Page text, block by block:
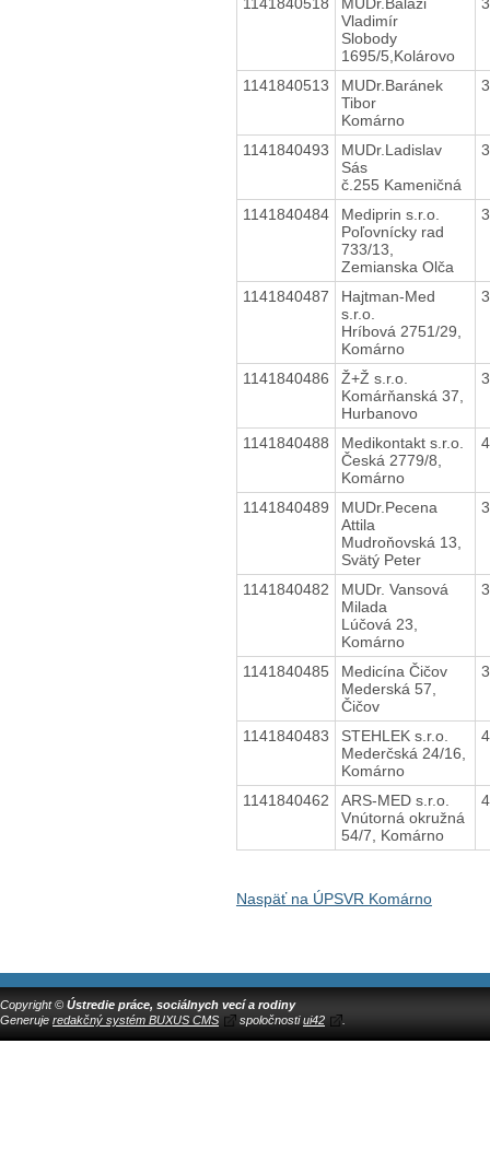
Vladimír
Slobody
1695/5,Kolárovo
1141840513
MUDr.Baránek
Tibor
Komárno
1141840493
MUDr.Ladislav
Sás
č.255 Kameničná
1141840484
Mediprin s.r.o.
Poľovnícky rad
733/13,
Zemianska Olča
1141840487
Hajtman-Med
s.r.o.
Hríbová 2751/29,
Komárno
1141840486
Ž+Ž s.r.o.
Komárňanská 37,
Hurbanovo
1141840488
Medikontakt s.r.o.
Česká 2779/8,
Komárno
1141840489
MUDr.Pecena
Attila
Mudroňovská 13,
Svätý Peter
1141840482
MUDr. Vansová
Milada
Lúčová 23,
Komárno
1141840485
Medicína Čičov
Mederská 57,
Čičov
1141840483
STEHLEK s.r.o.
Mederčská 24/16,
Komárno
1141840462
ARS-MED s.r.o.
Vnútorná okružná
54/7, Komárno
Naspäť na ÚPSVR Komárno
Copyright © Ústredie práce, sociálnych vecí a rodiny
Generuje redakčný systém BUXUS CMS spoločnostiui42